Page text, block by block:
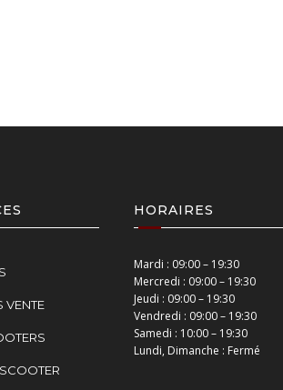
VENTE
HORAIRES
Mardi : 09:00 – 19:30
Mercredi : 09:00 – 19:30
Jeudi : 09:00 – 19:30
Vendredi : 09:00 – 19:30
Samedi : 10:00 – 19:30
Lundi, Dimanche : Fermé